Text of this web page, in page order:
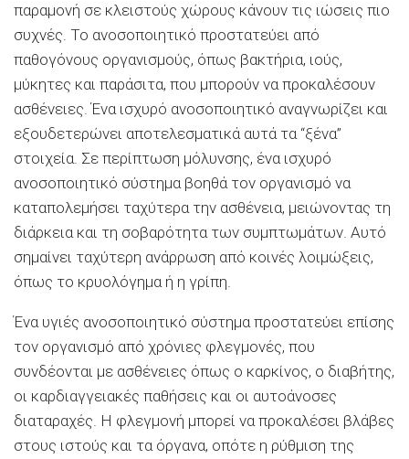
παραμονή σε κλειστούς χώρους κάνουν τις ιώσεις πιο
συχνές. Το ανοσοποιητικό προστατεύει από
παθογόνους οργανισμούς, όπως βακτήρια, ιούς,
μύκητες και παράσιτα, που μπορούν να προκαλέσουν
ασθένειες. Ένα ισχυρό ανοσοποιητικό αναγνωρίζει και
εξουδετερώνει αποτελεσματικά αυτά τα “ξένα”
στοιχεία. Σε περίπτωση μόλυνσης, ένα ισχυρό
ανοσοποιητικό σύστημα βοηθά τον οργανισμό να
καταπολεμήσει ταχύτερα την ασθένεια, μειώνοντας τη
διάρκεια και τη σοβαρότητα των συμπτωμάτων. Αυτό
σημαίνει ταχύτερη ανάρρωση από κοινές λοιμώξεις,
όπως το κρυολόγημα ή η γρίπη.
Ένα υγιές ανοσοποιητικό σύστημα προστατεύει επίσης
τον οργανισμό από χρόνιες φλεγμονές, που
συνδέονται με ασθένειες όπως ο καρκίνος, ο διαβήτης,
οι καρδιαγγειακές παθήσεις και οι αυτοάνοσες
διαταραχές. Η φλεγμονή μπορεί να προκαλέσει βλάβες
στους ιστούς και τα όργανα, οπότε η ρύθμιση της